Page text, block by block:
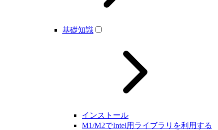
基礎知識
インストール
M1/M2でIntel用ライブラリを利用する